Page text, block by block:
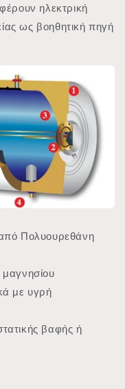
ηλεκτρική
ως βοηθητική πηγή
Πολυουρεθάνη
με υγρή
βαφής ή